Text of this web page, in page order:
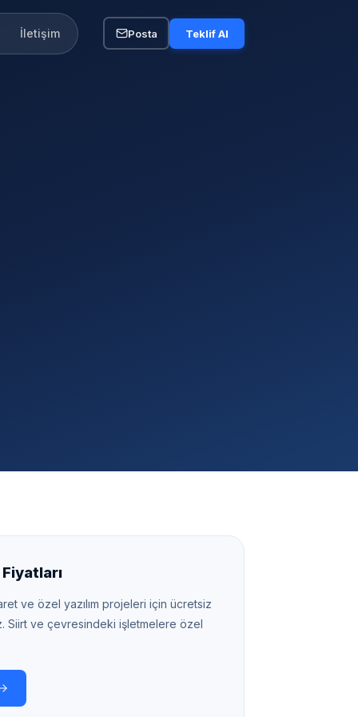
İletişim Posta Teklif Al
ve özel yazılım projeleri için ücretsiz
Siirt ve çevresindeki işletmelere özel